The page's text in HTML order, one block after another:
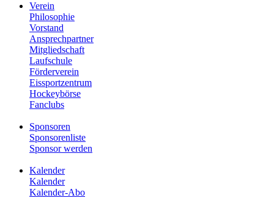
Verein
Philosophie
Vorstand
Ansprechpartner
Mitgliedschaft
Laufschule
Förderverein
Eissportzentrum
Hockeybörse
Fanclubs
Sponsoren
Sponsorenliste
Sponsor werden
Kalender
Kalender
Kalender-Abo